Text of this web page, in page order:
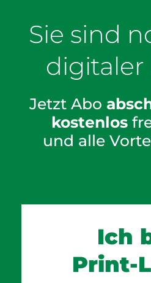
Sie sind
digitaler
Jetzt Abo
kostenlos
und alle
Ich
Print-